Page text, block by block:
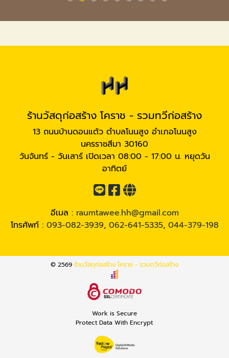
ร้านวัสดุก่อสร้าง โคราช - รวมทวีก่อสร้าง
13 ถนนบ้านดอนแต้ว ตำบลโนนสูง อำเภอโนนสูง
นครราชสีมา 30160
วันจันทร์ - วันเสาร์ เปิดเวลา 08:00 - 17:00 น. หยุดวัน
อาทิตย์
อีเมล : raumtawee.hh@gmail.com
โทรศัพท์ : 093-082-3939, 062-641-5335, 044-379-198
© 2569 ร้านวัสดุก่อสร้าง โคราช - รวมทวีก่อสร้าง
Work is Secure
Protect Data With Encrypt